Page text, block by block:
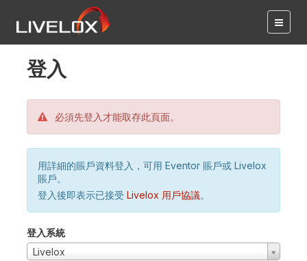
登入
必須先登入才能取存此頁面。
用詳細的賬戶資料登入，可用 Eventor 賬戶或 Livelox
賬戶。
登入後即表示已接受 Livelox 用戶協議。
登入系統
Livelox